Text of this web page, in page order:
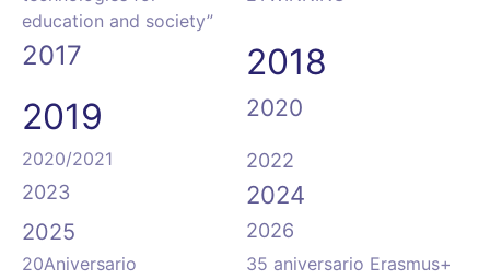
education and society”
2017
2018
2019
2020
2020/2021
2022
2023
2024
2025 2026
20Aniversario
35 aniversario Erasmus+